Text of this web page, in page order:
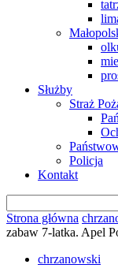
Służby
Straż
Policja
Kontakt
Strona główna
zabaw 7-latka. Apel
chrzanowski